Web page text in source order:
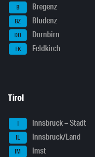
B Bregenz
BZ Bludenz
DO Dornbirn
FK Feldkirch
Tirol
I Innsbruck – Stadt
IL Innsbruck/Land
IM Imst